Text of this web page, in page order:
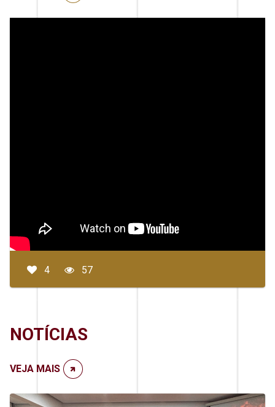
4 57
NOTÍCIAS
VEJA MAIS